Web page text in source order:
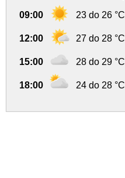
09:00 23 do 26 °C
12:00 27 do 28 °C
15:00 28 do 29 °C
18:00 24 do 28 °C